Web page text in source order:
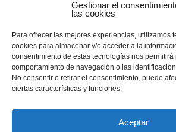
Gestionar el
las cookies
Para ofrecer las mejores experiencias, utilizamos
cookies para almacenar y/o acceder a la
consentimiento de estas tecnologías nos permitirá
comportamiento de navegación o las
No consentir o retirar el consentimiento, puede
ciertas características y funciones.
Aceptar
Jesús María Mélida
Amezgaray, Salesià
sacerdote (1931-
Desde la Inspectoría Salesiana
se comunica el fallecimiento
cumplido los 74 de